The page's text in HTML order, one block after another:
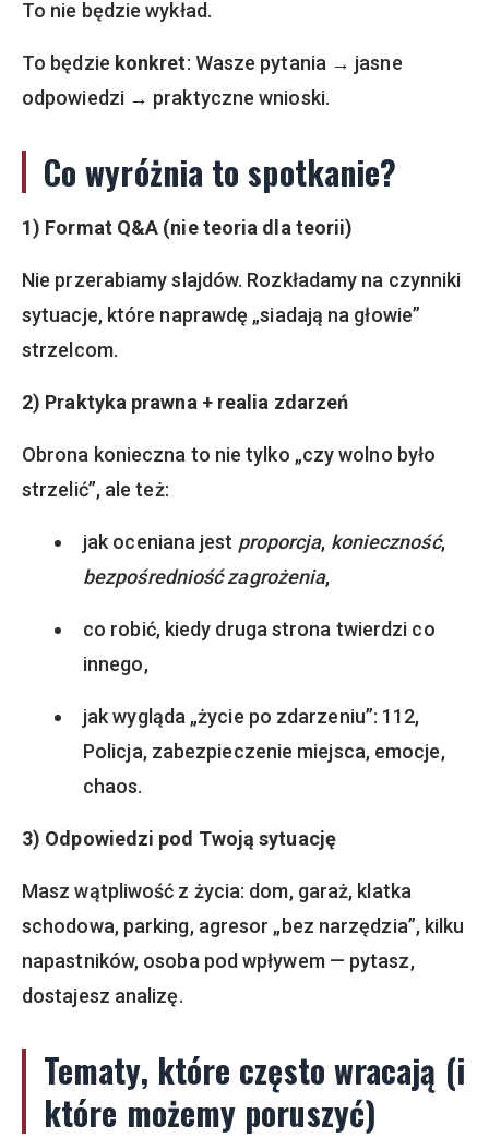
To nie będzie wykład.
To będzie konkret: Wasze pytania → jasne
odpowiedzi → praktyczne wnioski.
Co wyróżnia to spotkanie?
1) Format Q&A (nie teoria dla teorii)
Nie przerabiamy slajdów. Rozkładamy na czynniki
sytuacje, które naprawdę „siadają na głowie”
strzelcom.
2) Praktyka prawna + realia zdarzeń
Obrona konieczna to nie tylko „czy wolno było
strzelić”, ale też:
jak oceniana jest proporcja, konieczność,
bezpośredniość zagrożenia,
co robić, kiedy druga strona twierdzi co
innego,
jak wygląda „życie po zdarzeniu”: 112,
Policja, zabezpieczenie miejsca, emocje,
chaos.
3) Odpowiedzi pod Twoją sytuację
Masz wątpliwość z życia: dom, garaż, klatka
schodowa, parking, agresor „bez narzędzia”, kilku
napastników, osoba pod wpływem — pytasz,
dostajesz analizę.
Tematy, które często wracają (i
które możemy poruszyć)